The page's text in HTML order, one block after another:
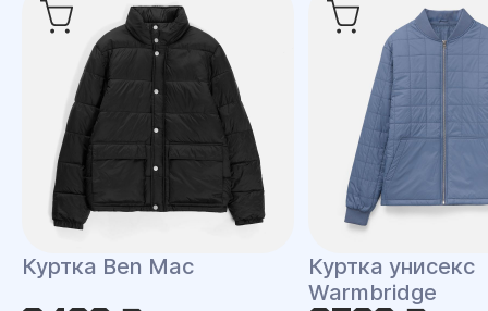
Куртка Ben Mac
Куртка унисекс
Warmbridge